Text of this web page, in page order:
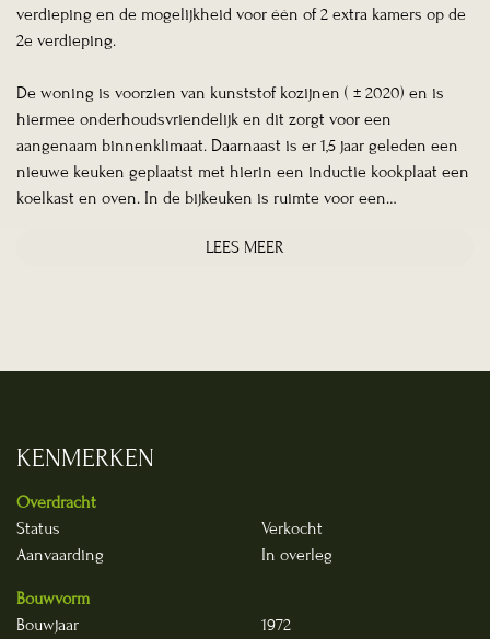
verdieping en de mogelijkheid voor één of 2 extra kamers op de
2e verdieping.
De woning is voorzien van kunststof kozijnen ( ± 2020) en is
hiermee onderhoudsvriendelijk en dit zorgt voor een
aangenaam binnenklimaat. Daarnaast is er 1,5 jaar geleden een
nieuwe keuken geplaatst met hierin een inductie kookplaat een
koelkast en oven. In de bijkeuken is ruimte voor een…
LEES MEER
KENMERKEN
Overdracht
Status
Verkocht
Aanvaarding
In overleg
Bouwvorm
Bouwjaar
1972